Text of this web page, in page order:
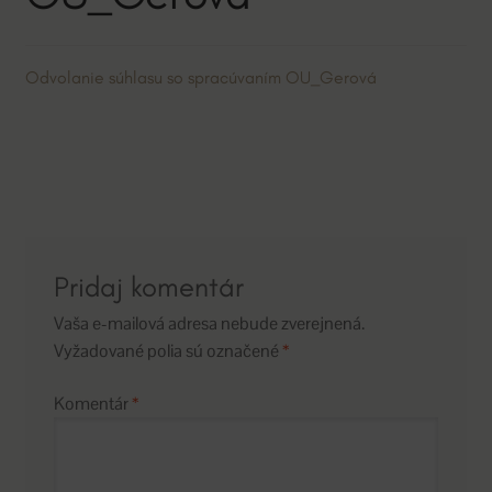
Odvolanie súhlasu so spracúvaním OU_Gerová
Pridaj komentár
Vaša e-mailová adresa nebude zverejnená.
Vyžadované polia sú označené *
Komentár*